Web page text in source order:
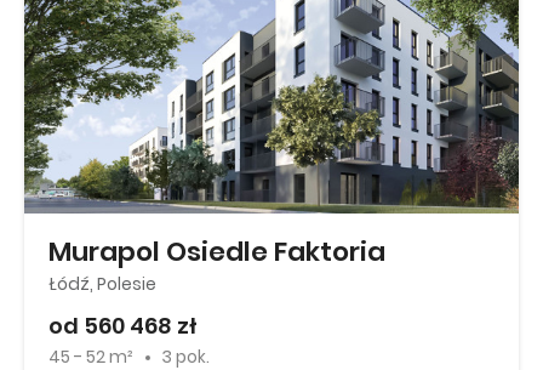
Murapol Osiedle Faktoria
Łódź, Polesie
od 560 468 zł
45 - 52 m² 3 pok.